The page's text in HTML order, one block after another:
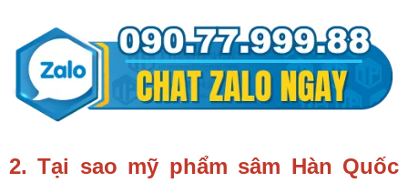
2. Tại sao mỹ phẩm sâm Hàn Quốc